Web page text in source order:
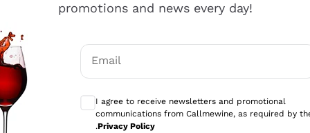
diversi e con un ampio range di prezzo. Le
promotions and news every day!
Email
I agree to receive newsletters and promotional
communications from Callmewine, as required by
.Privacy Policy